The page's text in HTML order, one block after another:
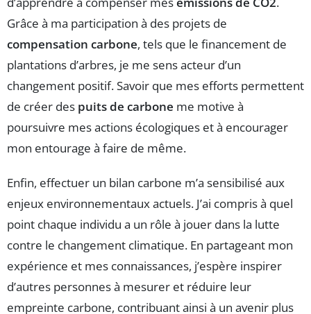
Grâce à ma participation à des projets de
compensation carbone, tels que le financement de
plantations d’arbres, je me sens acteur d’un
changement positif. Savoir que mes efforts permettent
de créer des puits de carbone me motive à
poursuivre mes actions écologiques et à encourager
mon entourage à faire de même.
Enfin, effectuer un bilan carbone m’a sensibilisé aux
enjeux environnementaux actuels. J’ai compris à quel
point chaque individu a un rôle à jouer dans la lutte
contre le changement climatique. En partageant mon
expérience et mes connaissances, j’espère inspirer
d’autres personnes à mesurer et réduire leur
empreinte carbone, contribuant ainsi à un avenir plus